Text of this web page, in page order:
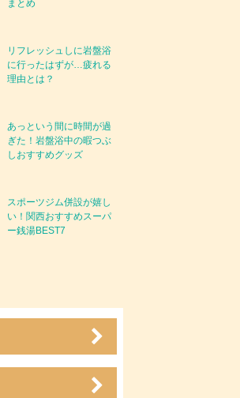
まとめ
リフレッシュしに岩盤浴
に行ったはずが…疲れる
理由とは？
あっという間に時間が過
ぎた！岩盤浴中の暇つぶ
しおすすめグッズ
スポーツジム併設が嬉し
い！関西おすすめスーパ
ー銭湯BEST7